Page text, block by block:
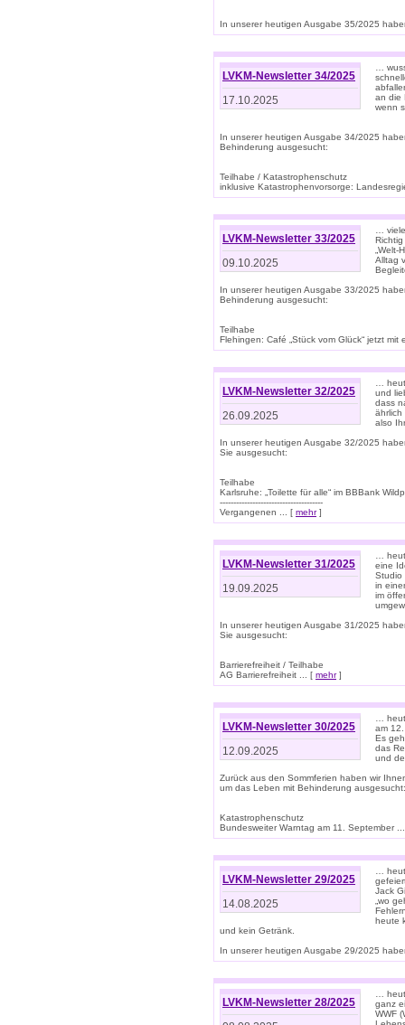
In unserer heutigen Ausgabe 35/2025
LVKM-Newsletter 34/2025
17.10.2025
…
an die
wenn
In unserer heutigen Ausgabe 34/2025
Behinderung ausgesucht:
Teilhabe / Katastrophenschutz
inklusive Katastrophenvorsorge:
LVKM-Newsletter 33/2025
09.10.2025
…
Alltag
In unserer heutigen Ausgabe 33/2025
Behinderung ausgesucht:
Teilhabe
Flehingen: Café „Stück vom Glück“ jetzt mit
LVKM-Newsletter 32/2025
26.09.2025
…
und
dass
ährlich
also
In unserer heutigen Ausgabe 32/2025
Sie ausgesucht:
Teilhabe
Karlsruhe: „Toilette für alle“ im BBBank
--------------------------------------
Vergangenen ... [ mehr]
LVKM-Newsletter 31/2025
19.09.2025
…
eine
Studio
in
im
In unserer heutigen Ausgabe 31/2025
Sie ausgesucht:
Barrierefreiheit / Teilhabe
AG Barrierefreiheit ... [ mehr]
LVKM-Newsletter 30/2025
12.09.2025
…
am
Es
das
und
Zurück aus den Sommferien haben wir
um das Leben mit Behinderung ausgesucht:
Katastrophenschutz
Bundesweiter Warntag am 11. September
LVKM-Newsletter 29/2025
14.08.2025
…
Jack
„wo
heute
und kein Getränk.
In unserer heutigen Ausgabe 29/2025
LVKM-Newsletter 28/2025
…
ganz
WWF